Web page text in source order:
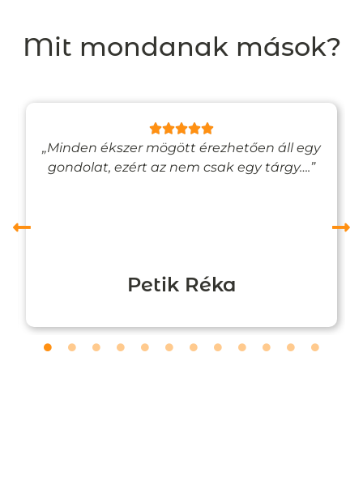
Mit mondanak mások?
„Minden ékszer mögött érezhetően áll egy
gondolat, ezért az nem csak egy tárgy….”
Petik Réka